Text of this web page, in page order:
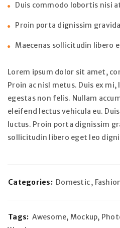
Duis commodo lobortis nisi
Proin porta dignissim
Maecenas sollicitudin libero
Lorem ipsum dolor sit amet,
Proin ac nisl metus. Duis ex
egestas non felis. Nullam
eleifend lectus vehicula eu.
luctus. Proin porta dignissim
sollicitudin libero eget leo
Categories: Domestic,
Tags: Awesome, Mockup,